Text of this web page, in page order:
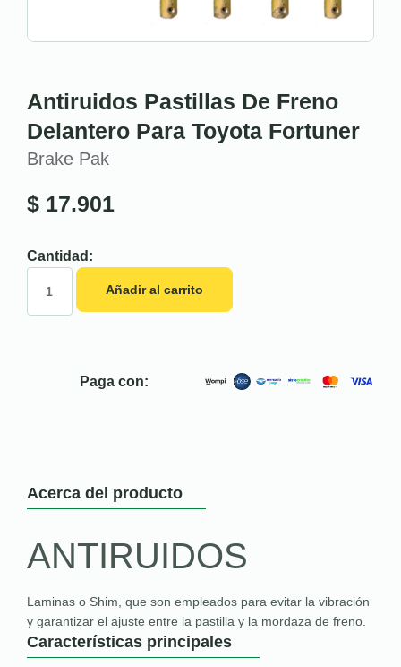
Antiruidos Pastillas De Freno
Delantero Para Toyota Fortuner
Brake Pak
$ 17.901
Cantidad:
Añadir al carrito
Paga con:
Acerca del producto
ANTIRUIDOS
Laminas o Shim, que son empleados para evitar la vibración
y garantizar el ajuste entre la pastilla y la mordaza de freno.
Características principales